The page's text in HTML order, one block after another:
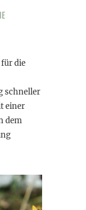
die
schneller
einer
dem